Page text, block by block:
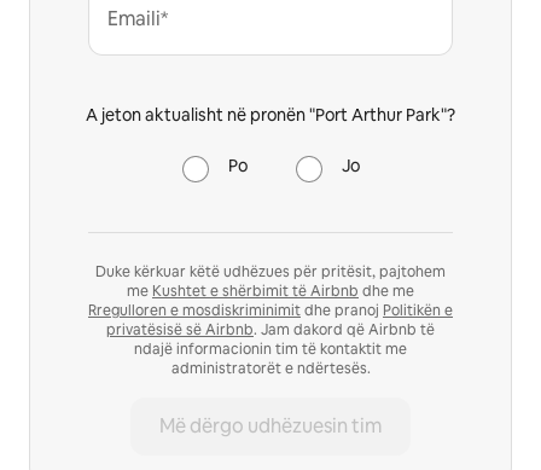
Emaili*
A jeton aktualisht në pronën "Port Arthur Park"?
Po Jo
Duke kërkuar këtë udhëzues për pritësit, pajtohem
me Kushtet e shërbimit të Airbnb dhe me
Rregulloren e mosdiskriminimitdhe pranoj Politikën e
privatësisë së Airbnb. Jam dakord që Airbnb të
ndajë informacionin tim të kontaktit me
administratorët e ndërtesës.
Më dërgo udhëzuesin tim